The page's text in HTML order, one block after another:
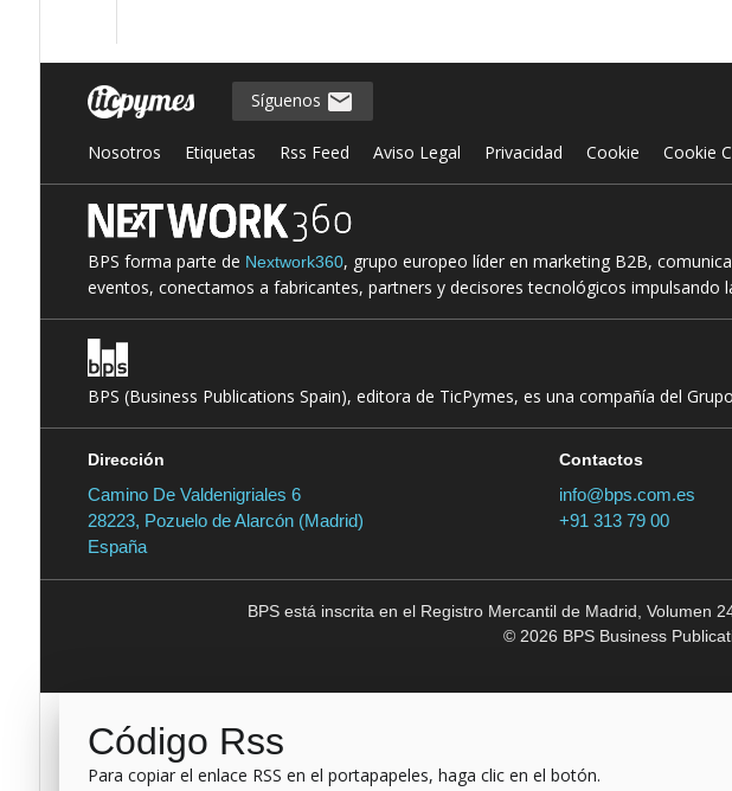
Síguenos
Nosotros Etiquetas Rss Feed Aviso Legal Privacidad Cookie Cookie
BPS forma parte de Nextwork360, grupo europeo líder en marketing B2B,
eventos, conectamos a fabricantes, partners y decisores tecnológicos
BPS (Business Publications Spain), editora de TicPymes, es una compañía del
Dirección
Camino De Valdenigriales 6
28223, Pozuelo de Alarcón (Madrid)
España
Contactos
info@bps.com.es
+91 313 79 00
BPS está inscrita en el Registro Mercantil de Madrid, Volumen
© 2026 BPS Business
Código Rss
Para copiar el enlace RSS en el portapapeles, haga clic en el botón.